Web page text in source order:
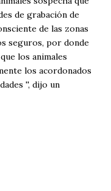
de grabación de
de las zonas
seguros, por donde
los animales
los acordonados
'', dijo un